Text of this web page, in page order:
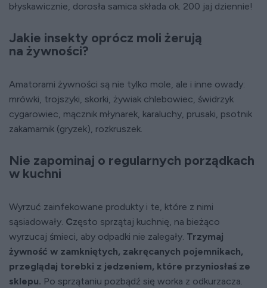
błyskawicznie, dorosła samica składa ok. 200 jaj dziennie!
Jakie insekty oprócz moli żerują
na żywności?
Amatorami żywności są nie tylko mole, ale i inne owady:
mrówki, trojszyki, skorki, żywiak chlebowiec, świdrzyk
cygarowiec, mącznik młynarek, karaluchy, prusaki, psotnik
zakamarnik (gryzek), rozkruszek.
Nie zapominaj o regularnych porządkach
w kuchni
Wyrzuć zainfekowane produkty i te, które z nimi
sąsiadowały. Często sprzątaj kuchnię, na bieżąco
wyrzucaj śmieci, aby odpadki nie zalegały. Trzymaj
żywność w zamkniętych, zakręcanych pojemnikach,
przeglądaj torebki z jedzeniem, które przyniosłaś ze
sklepu. Po sprzątaniu pozbądź się worka z odkurzacza.